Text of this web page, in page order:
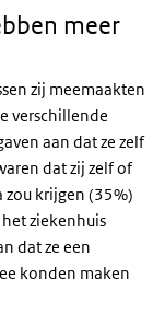
meer
zij meemaakten
verschillende
aan dat ze zelf
dat zij zelf of
krijgen (35%)
ziekenhuis
dat ze een
konden maken